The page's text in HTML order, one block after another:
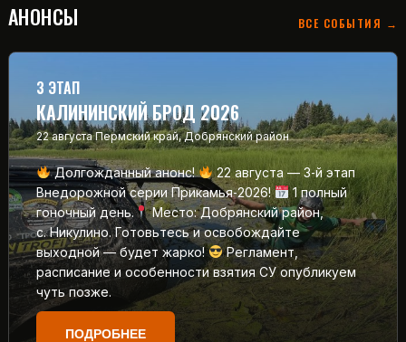
АНОНСЫ ВСЕ СОБЫТИЯ →
3 ЭТАП
КАЛИНИНСКИЙ БРОД 2026
22 августа Пермский край, Добрянский район
Долгожданный анонс!
22 августа — 3‑й этап
Внедорожной серии Прикамья‑2026!
1 полный
гоночный день.
Место: Добрянский район,
с. Никулино. Готовьтесь и освобождайте
выходной — будет жарко!
Регламент,
расписание и особенности взятия СУ опубликуем
чуть позже.
ПОДРОБНЕЕ